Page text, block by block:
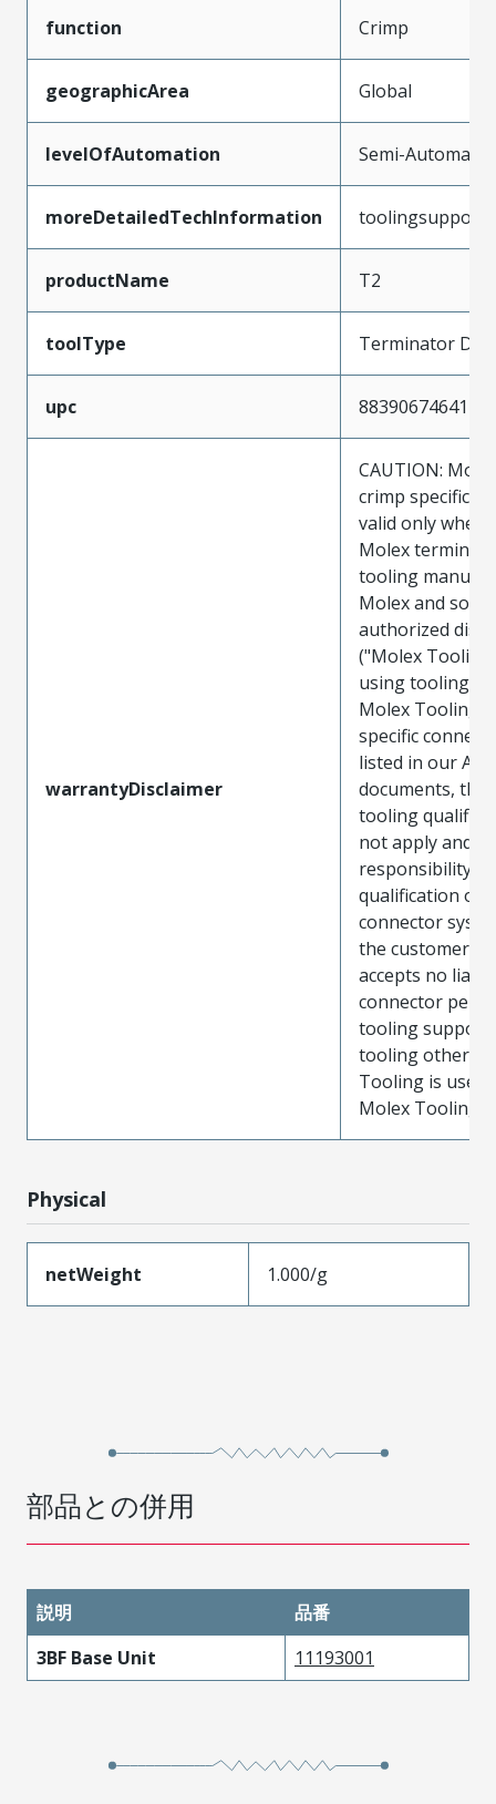
function Crimp
geographicArea Global
levelOfAutomation Semi-Automatic
moreDetailedTechInformation
productName T2
toolType Terminator Die
upc 883906746414
warrantyDisclaimer
CAUTION:
crimp
valid only when
Molex
tooling
Molex and sold
authorized
("Molex
using tooling
Molex Tooling
specific
listed in our ATS
documents, the
tooling
not apply and
responsibility
qualification of
connector
the customer.
accepts no
connector
tooling support
tooling other
Tooling is used
Molex Tooling
Physical
netWeight 1.000/g
部品との併用
説明
品番
3BF Base Unit
11193001